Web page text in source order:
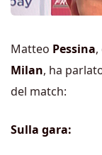
Matteo Pessina
Milan, ha
del match:
Sulla gara: